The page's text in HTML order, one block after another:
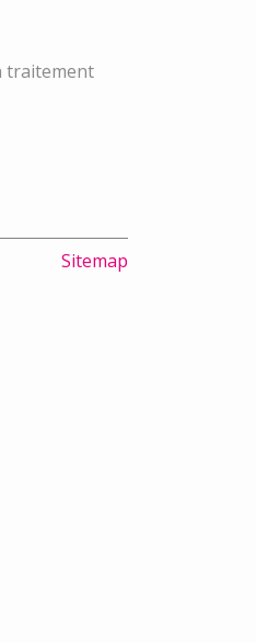
traitement
Sitemap